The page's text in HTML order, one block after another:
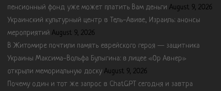
пенсионный фонд уже может платить Вам деньги August 9, 2026
Украинский культурный центр в Тель-Авиве, Израиль: анонсы
мероприятий August 9, 2026
В Житомире почтили память еврейского героя — защитника
Украины Максима-Вольфа Булыгина: в лицее «Ор Авнер»
открыли мемориальную доску August 9, 2026
Почему один и тот же запрос в ChatGPT сегодня и завтра